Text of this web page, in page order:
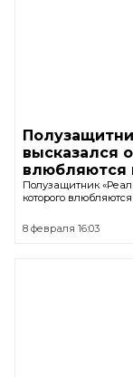
высказался
влюбляются
Полузащитник
которого
8 февраля 16:03